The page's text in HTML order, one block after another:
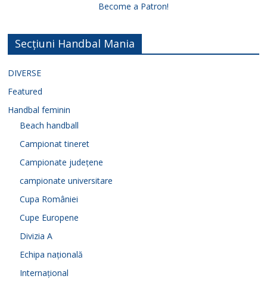
Become a Patron!
Secțiuni Handbal Mania
DIVERSE
Featured
Handbal feminin
Beach handball
Campionat tineret
Campionate județene
campionate universitare
Cupa României
Cupe Europene
Divizia A
Echipa națională
Internațional